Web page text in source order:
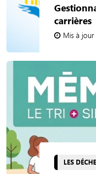
carrières
Mis à
LES